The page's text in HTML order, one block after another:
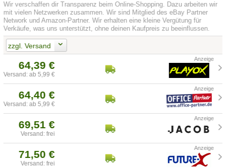
Wir verschaffen dir Transparenz beim Online-Shopping. Dazu arbeiten wir
mit vielen Netzwerken zusammen. Wir sind Mitglied des eBay Partner
Network und Amazon-Partner. Wir erhalten eine kleine Vergütung für
Verkäufe, was uns unterstützt, ohne deinen Kaufpreis zu beeinflussen.
zzgl. Versand
64,39 €
Versand: ab 5,99 €
64,40 €
Versand: ab 5,99 €
69,51 €
Versand: frei
71,50 €
Versand: frei